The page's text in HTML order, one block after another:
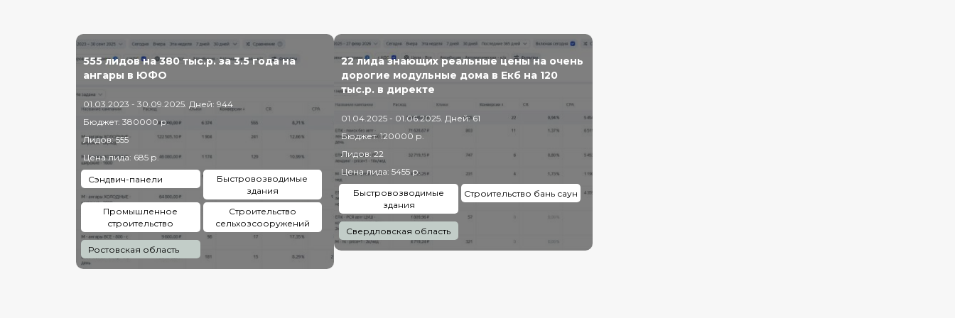
555 лидов на 380 тыс.р. за 3.5 года на
ангары в ЮФО
01.03.2023 - 30.09.2025. Дней: 944
Бюджет: 380000 р.
Лидов: 555
Цена лида: 685 р.
Сэндвич-панели
Быстровозводимые
здания
Промышленное
строительство
Строительство
сельхозсооружений
Ростовская область
22 лида знающих реальные цены на очень
дорогие модульные дома в Екб на 120
тыс.р. в директе
01.04.2025 - 01.06.2025. Дней: 61
Бюджет: 120000 р.
Лидов: 22
Цена лида: 5455 р.
Быстровозводимые
здания
Строительство бань саун
Свердловская область